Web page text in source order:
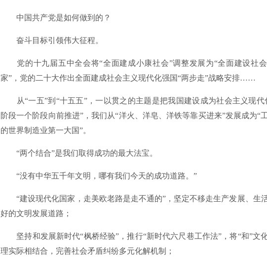
中国共产党是如何做到的？
奋斗目标引领伟大征程。
党的十九届五中全会将“全面建成小康社会”调整发展为“全面建设社会
家”，党的二十大作出全面建成社会主义现代化强国“两步走”战略安排……
从“一五”到“十五五”，一以贯之的主题是把我国建设成为社会主义现代
阶段一个阶段向前推进”，我们从“洋火、洋皂、洋铁等靠买进来”发展成为“
的世界制造业第一大国”。
“两个结合”是我们取得成功的最大法宝。
“没有中华五千年文明，哪有我们今天的成功道路。”
“建设现代化国家，走美欧老路是走不通的”，坚定不移走生产发展、生
好的文明发展道路；
坚持和发展新时代“枫桥经验”，推行“新时代六尺巷工作法”，将“和”文
理实际相结合，完善社会矛盾纠纷多元化解机制；